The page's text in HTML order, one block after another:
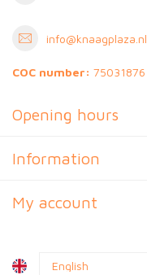
info@knaagplaza.nl
COC number: 75031876
Opening hours
Information
My account